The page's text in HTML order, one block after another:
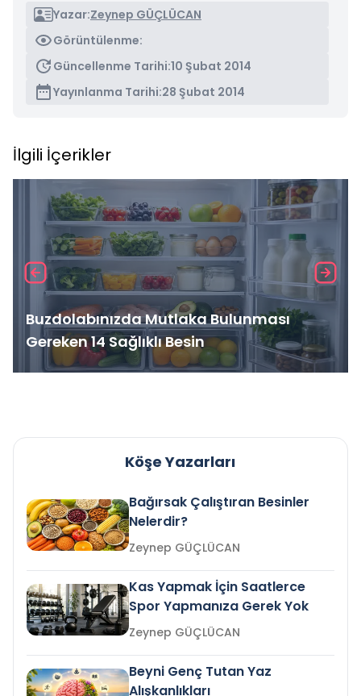
Yazar:Zeynep GÜÇLÜCAN
Görüntülenme:
Güncellenme Tarihi:10 Şubat 2014
Yayınlanma Tarihi:28 Şubat 2014
İlgili İçerikler
Buzdolabınızda Mutlaka Bulunması
Gereken 14 Sağlıklı Besin
Köşe Yazarları
Bağırsak Çalıştıran Besinler
Nelerdir?
Zeynep GÜÇLÜCAN
Kas Yapmak İçin Saatlerce
Spor Yapmanıza Gerek Yok
Zeynep GÜÇLÜCAN
Beyni Genç Tutan Yaz
Alışkanlıkları